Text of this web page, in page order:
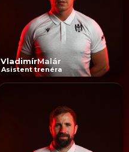
Asistent trenéra
VladimírMalár